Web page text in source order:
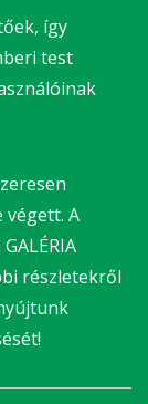
így
test
A
részletekről